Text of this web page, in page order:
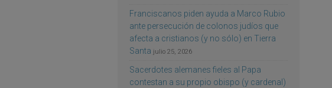
Franciscanos piden ayuda a Marco Rubio
ante persecución de colonos judíos que
afecta a cristianos (y no sólo) en Tierra
Santa julio 25, 2026
Sacerdotes alemanes fieles al Papa
contestan a su propio obispo (y cardenal)